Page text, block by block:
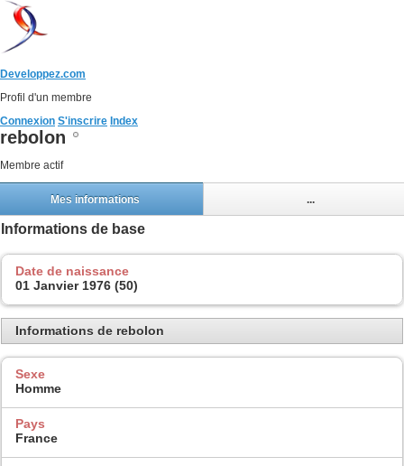
Developpez.com
Profil d'un membre
Connexion S'inscrire Index
rebolon
Membre actif
Mes informations ...
Informations de base
Date de naissance
01 Janvier 1976 (50)
Informations de rebolon
Sexe
Homme
Pays
France